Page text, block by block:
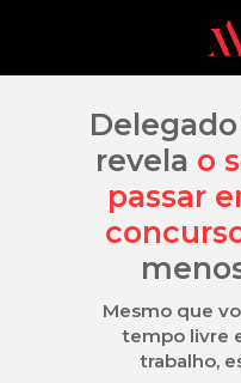
revela o
passar
Mesmo que
tempo livre
trabalho,